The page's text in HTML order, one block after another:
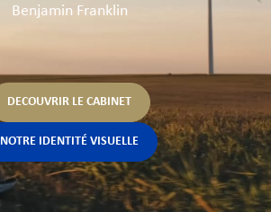
Benjamin Franklin
DECOUVRIR LE CABINET
NOTRE IDENTITÉ VISUELLE